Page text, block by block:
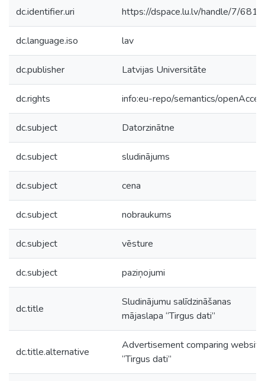
dc.identifier.uri https://dspace.lu.lv/handle/7/
dc.language.iso lav
dc.publisher Latvijas Universitāte
dc.rights info:eu-repo/semantics/
dc.subject Datorzinātne
dc.subject sludinājums
dc.subject cena
dc.subject nobraukums
dc.subject vēsture
dc.subject paziņojumi
dc.title
Sludinājumu salīdzināšanas
mājaslapa “Tirgus dati”
dc.title.alternative
Advertisement comparing website
“Tirgus dati”